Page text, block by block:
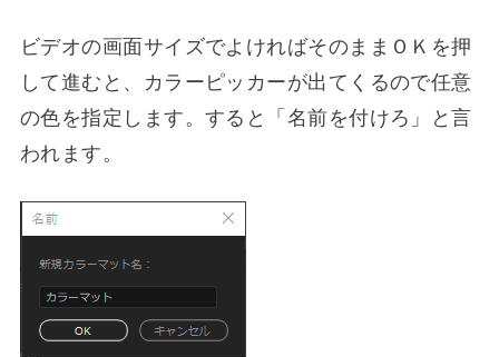
ビデオの画面サイズでよければそのままＯＫを押
して進むと、カラーピッカーが出てくるので任意
の色を指定します。すると「名前を付けろ」と言
われます。